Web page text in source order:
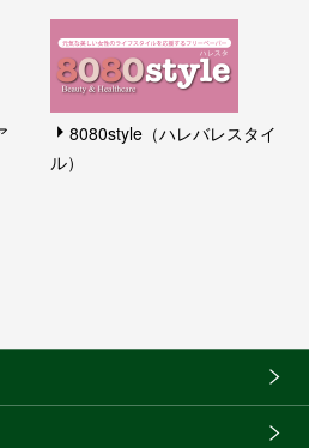
8080style（ハレバレスタイ
ル）